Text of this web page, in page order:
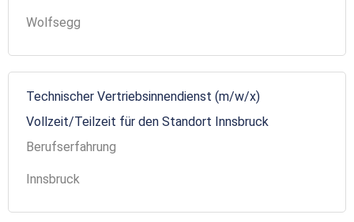
Wolfsegg
Technischer Vertriebsinnendienst (m/w/x)
Vollzeit/Teilzeit für den Standort Innsbruck
Berufserfahrung
Innsbruck